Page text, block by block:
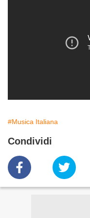
#Musica Italiana
Condividi